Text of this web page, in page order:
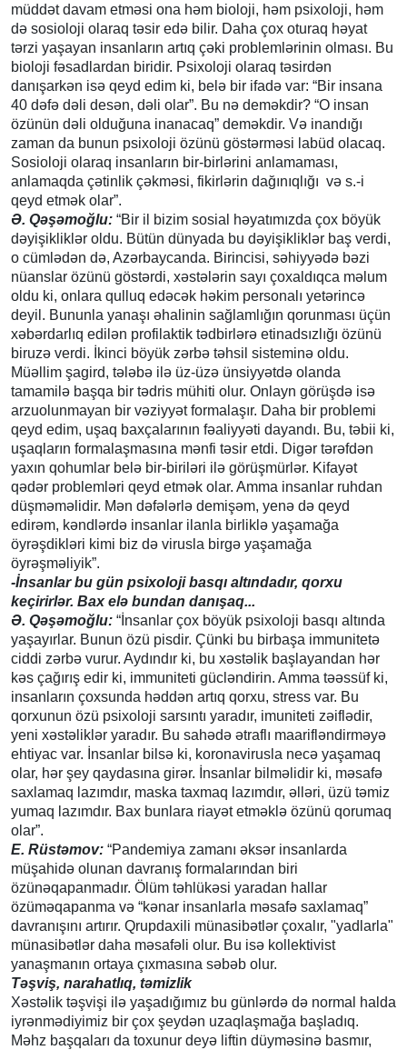
müddət davam etməsi ona həm bioloji, həm psixoloji, həm
də sosioloji olaraq təsir edə bilir. Daha çox oturaq həyat
tərzi yaşayan insanların artıq çəki problemlərinin olması. Bu
bioloji fəsadlardan biridir. Psixoloji olaraq təsirdən
danışarkən isə qeyd edim ki, belə bir ifadə var: “Bir insana
40 dəfə dəli desən, dəli olar”. Bu nə deməkdir? “O insan
özünün dəli olduğuna inanacaq” deməkdir. Və inandığı
zaman da bunun psixoloji özünü göstərməsi labüd olacaq.
Sosioloji olaraq insanların bir-birlərini anlamaması,
anlamaqda çətinlik çəkməsi, fikirlərin dağınıqlığı və s.-i
qeyd etmək olar”.
Ə. Qəşəmoğlu: “Bir il bizim sosial həyatımızda çox böyük
dəyişikliklər oldu. Bütün dünyada bu dəyişikliklər baş verdi,
o cümlədən də, Azərbaycanda. Birincisi, səhiyyədə bəzi
nüanslar özünü göstərdi, xəstələrin sayı çoxaldıqca məlum
oldu ki, onlara qulluq edəcək həkim personalı yetərincə
deyil. Bununla yanaşı əhalinin sağlamlığın qorunması üçün
xəbərdarlıq edilən profilaktik tədbirlərə etinadsızlığı özünü
biruzə verdi. İkinci böyük zərbə təhsil sisteminə oldu.
Müəllim şagird, tələbə ilə üz-üzə ünsiyyətdə olanda
tamamilə başqa bir tədris mühiti olur. Onlayn görüşdə isə
arzuolunmayan bir vəziyyət formalaşır. Daha bir problemi
qeyd edim, uşaq baxçalarının fəaliyyəti dayandı. Bu, təbii ki,
uşaqların formalaşmasına mənfi təsir etdi. Digər tərəfdən
yaxın qohumlar belə bir-biriləri ilə görüşmürlər. Kifayət
qədər problemləri qeyd etmək olar. Amma insanlar ruhdan
düşməməlidir. Mən dəfələrlə demişəm, yenə də qeyd
edirəm, kəndlərdə insanlar ilanla birliklə yaşamağa
öyrəşdikləri kimi biz də virusla birgə yaşamağa
öyrəşməliyik”.
-İnsanlar bu gün psixoloji basqı altındadır, qorxu
keçirirlər. Bax elə bundan danışaq...
Ə. Qəşəmoğlu: “İnsanlar çox böyük psixoloji basqı altında
yaşayırlar. Bunun özü pisdir. Çünki bu birbaşa immunitetə
ciddi zərbə vurur. Aydındır ki, bu xəstəlik başlayandan hər
kəs çağırış edir ki, immuniteti gücləndirin. Amma təəssüf ki,
insanların çoxsunda həddən artıq qorxu, stress var. Bu
qorxunun özü psixoloji sarsıntı yaradır, imuniteti zəiflədir,
yeni xəstəliklər yaradır. Bu sahədə ətraflı maarifləndirməyə
ehtiyac var. İnsanlar bilsə ki, koronavirusla necə yaşamaq
olar, hər şey qaydasına girər. İnsanlar bilməlidir ki, məsafə
saxlamaq lazımdır, maska taxmaq lazımdır, əlləri, üzü təmiz
yumaq lazımdır. Bax bunlara riayət etməklə özünü qorumaq
olar”.
E. Rüstəmov: “Pandemiya zamanı əksər insanlarda
müşahidə olunan davranış formalarından biri
özünəqapanmadır. Ölüm təhlükəsi yaradan hallar
özüməqapanma və “kənar insanlarla məsafə saxlamaq”
davranışını artırır. Qrupdaxili münasibətlər çoxalır, "yadlarla"
münasibətlər daha məsafəli olur. Bu isə kollektivist
yanaşmanın ortaya çıxmasına səbəb olur.
Təşviş, narahatlıq, təmizlik
Xəstəlik təşvişi ilə yaşadığımız bu günlərdə də normal halda
iyrənmədiyimiz bir çox şeydən uzaqlaşmağa başladıq.
Məhz başqaları da toxunur deyə liftin düyməsinə basmır,